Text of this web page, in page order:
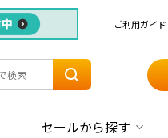
ご利用ガイド
セールから探す